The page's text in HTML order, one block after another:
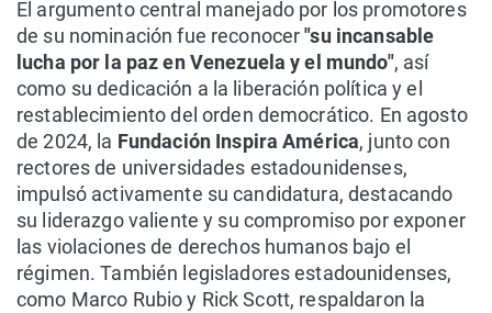
El argumento central manejado por los promotores
de su nominación fue reconocer"su incansable
lucha por la paz en Venezuela y el mundo", así
como su dedicación a la liberación política y el
restablecimiento del orden democrático. En agosto
de 2024, la Fundación Inspira América, junto con
rectores de universidades estadounidenses,
impulsó activamente su candidatura, destacando
su liderazgo valiente y su compromiso por exponer
las violaciones de derechos humanos bajo el
régimen. También legisladores estadounidenses,
como Marco Rubio y Rick Scott, respaldaron la